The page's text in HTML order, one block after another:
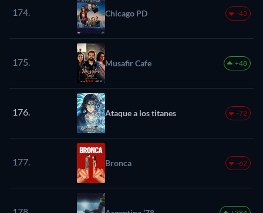
174. Chicago PD -43
175. Musafir Cafe +48
176. Ataque a los titanes -72
177. Bronca -62